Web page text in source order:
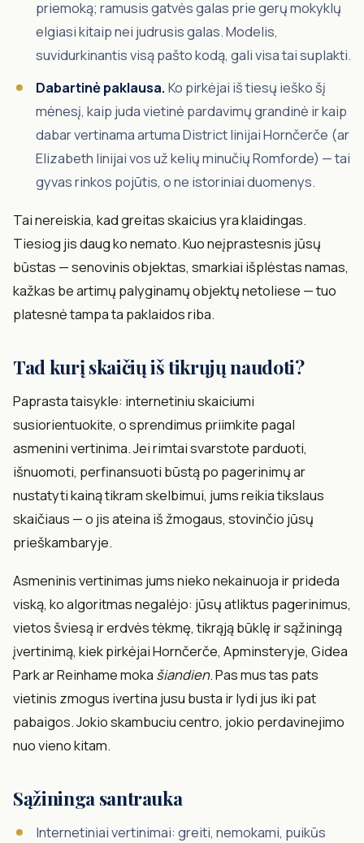
priemoką; ramusis gatvės galas prie gerų mokyklų
elgiasi kitaip nei judrusis galas. Modelis,
suvidurkinantis visą pašto kodą, gali visa tai suplakti.
Dabartinė paklausa.Ko pirkėjai iš tiesų ieško šį
mėnesį, kaip juda vietinė pardavimų grandinė ir kaip
dabar vertinama artuma District linijai Hornčerče (ar
Elizabeth linijai vos už kelių minučių Romforde) — tai
gyvas rinkos pojūtis, o ne istoriniai duomenys.
Tai nereiskia, kad greitas skaicius yra klaidingas.
Tiesiog jis daug ko nemato. Kuo neįprastesnis jūsų
būstas — senovinis objektas, smarkiai išplėstas namas,
kažkas be artimų palyginamų objektų netoliese — tuo
platesnė tampa ta paklaidos riba.
Tad kurį skaičių iš tikrųjų naudoti?
Paprasta taisykle: internetiniu skaiciumi
susiorientuokite, o sprendimus priimkite pagal
asmenini vertinima. Jei rimtai svarstote parduoti,
išnuomoti, perfinansuoti būstą po pagerinimų ar
nustatyti kainą tikram skelbimui, jums reikia tikslaus
skaičiaus — o jis ateina iš žmogaus, stovinčio jūsų
prieškambaryje.
Asmeninis vertinimas jums nieko nekainuoja ir prideda
viską, ko algoritmas negalėjo: jūsų atliktus pagerinimus,
vietos šviesą ir erdvės tėkmę, tikrąją būklę ir sąžiningą
įvertinimą, kiek pirkėjai Hornčerče, Apminsteryje, Gidea
Park ar Reinhame moka šiandien. Pas mus tas pats
vietinis zmogus ivertina jusu busta ir lydi jus iki pat
pabaigos. Jokio skambuciu centro, jokio perdavinejimo
nuo vieno kitam.
Sąžininga santrauka
Internetiniai vertinimai: greiti, nemokami, puikūs